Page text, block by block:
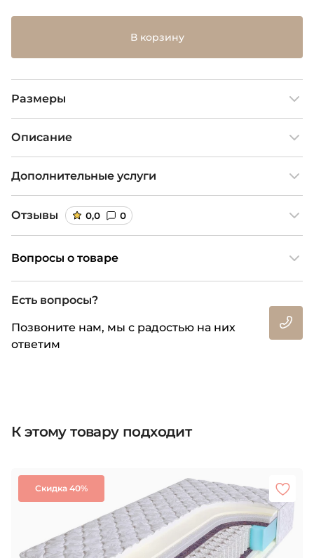
В корзину
Размеры
Описание
Дополнительные услуги
Отзывы 0,0 0
Вопросы о товаре
Есть вопросы?
Позвоните нам, мы с радостью на них
ответим
К этому товару подходит
Скидка 40%